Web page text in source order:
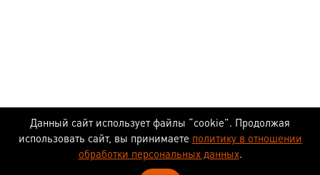
Данный сайт использует файлы “cookie”. Продолжая
использовать сайт, вы принимаете политику в отношении
обработки персональных данных.